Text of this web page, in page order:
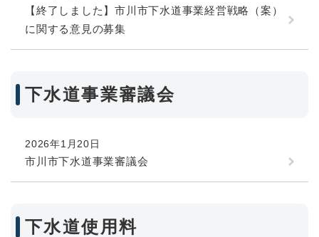
【終了しました】市川市下水道事業経営戦略（案）
に関する意見の募集
下水道事業審議会
2026年1月20日
市川市下水道事業審議会
下水道使用料